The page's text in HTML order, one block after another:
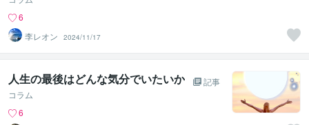
6
李レオン
2024/11/17
人生の最後はどんな気分でいたいか
記事
コラム
6